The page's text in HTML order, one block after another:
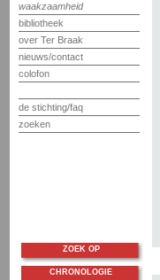
waakzaamheid
bibliotheek
over Ter Braak
nieuws/contact
colofon
de stichting/faq
zoeken
ZOEK OP
CHRONOLOGIE